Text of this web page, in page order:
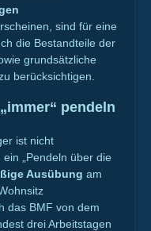
sind für eine
die Bestandteile der
grundsätzliche
berücksichtigen.
pendeln
ist nicht
„Pendeln über die
Ausübung am
das BMF von dem
drei Arbeitstagen